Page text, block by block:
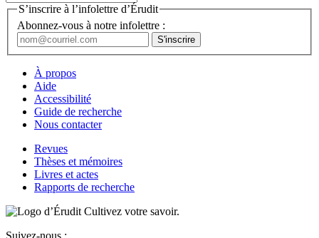
S’inscrire à l’infolettre d’Érudit
Abonnez-vous à notre infolettre :
À propos
Aide
Accessibilité
Guide de recherche
Nous contacter
Revues
Thèses et mémoires
Livres et actes
Rapports de recherche
Cultivez votre savoir.